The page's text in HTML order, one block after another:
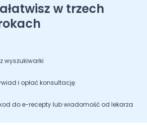
w trzech
wyszukiwarki
i opłać konsultację
do e-recepty lub wiadomość od lekarza